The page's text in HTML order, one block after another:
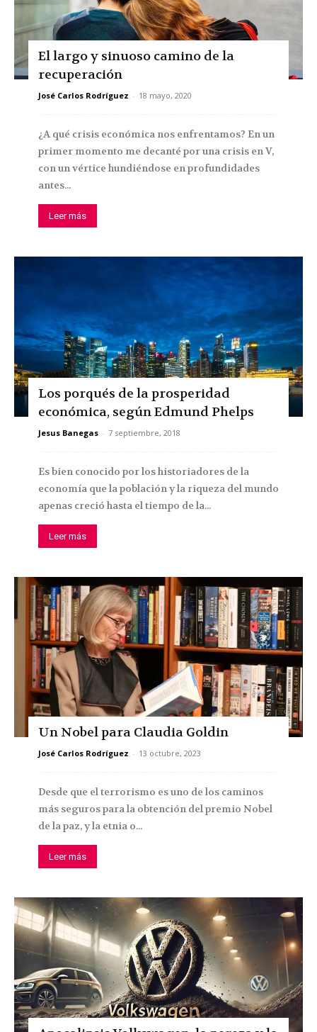
El largo y sinuoso camino de la
recuperación
José Carlos Rodríguez - 18 mayo, 2020
¿A qué crisis económica nos enfrentamos? En un
primer momento me decanté por una crisis en V,
con un vértice hundiéndose en profundidades
antes...
Leer más
Los porqués de la prosperidad
económica, según Edmund Phelps
Jesus Banegas - 7 septiembre, 2018
Es bien conocido por los historiadores de la
economía que la población y la riqueza del mundo
apenas creció hasta el tiempo de la...
Leer más
Un Nobel para Claudia Goldin
José Carlos Rodríguez - 13 octubre, 2023
Desde que el terrorismo es uno de los caminos
más seguros para la obtención del premio Nobel
de la paz, y la etnia o...
Leer más